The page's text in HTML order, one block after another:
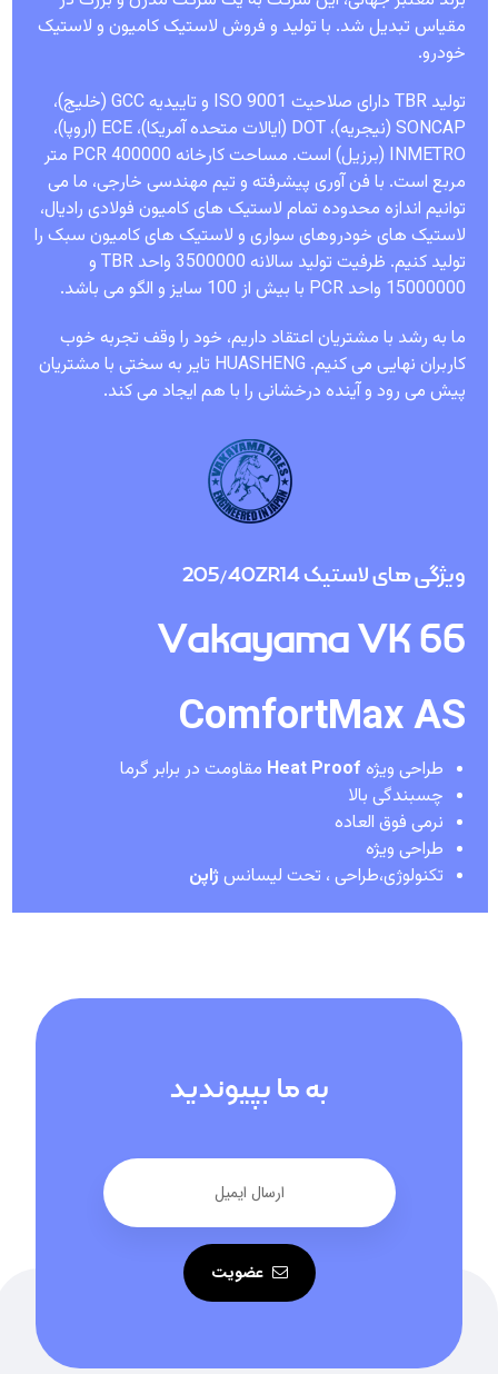
مقیاس تبدیل شد. با تولید و فروش لاستیک کامیون و لاستیک
خودرو.
تولید TBR دارای صلاحیت ISO 9001 و تاییدیه GCC (خلیج)،
SONCAP (نیجریه)، DOT (ایالات متحده آمریکا)، ECE (اروپا)،
INMETRO (برزیل) است. مساحت کارخانه PCR 400000 متر
مربع است. با فن آوری پیشرفته و تیم مهندسی خارجی، ما می
توانیم اندازه محدوده تمام لاستیک های کامیون فولادی رادیال،
لاستیک های خودروهای سواری و لاستیک های کامیون سبک را
تولید کنیم. ظرفیت تولید سالانه 3500000 واحد TBR و
15000000 واحد PCR با بیش از 100 سایز و الگو می باشد.
ما به رشد با مشتریان اعتقاد داریم، خود را وقف تجربه خوب
کاربران نهایی می کنیم. HUASHENG تایر به سختی با مشتریان
پیش می رود و آینده درخشانی را با هم ایجاد می کند.
ویژگی های لاستیک 205/40ZR14
Vakayama VK 66
ComfortMax AS
طراحی ویژه Heat Proof مقاومت در برابر گرما
چسبندگی بالا
نرمی فوق العاده
طراحی ویژه
تکنولوژی،طراحی ، تحت لیسانسژاپن
به ما بپیوندید
عضویت